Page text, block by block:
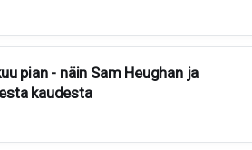
pian - näin Sam Heughan ja
kaudesta